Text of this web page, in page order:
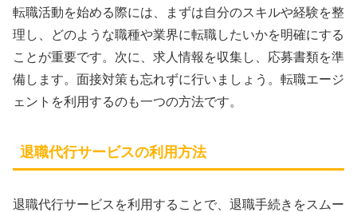
転職活動を始める際には、まずは自分のスキルや経験を整
理し、どのような職種や業界に転職したいかを明確にする
ことが重要です。次に、求人情報を収集し、応募書類を準
備します。面接対策も忘れずに行いましょう。転職エージ
ェントを利用するのも一つの方法です。
退職代行サービスの利用方法
退職代行サービスを利用することで、退職手続きをスムー